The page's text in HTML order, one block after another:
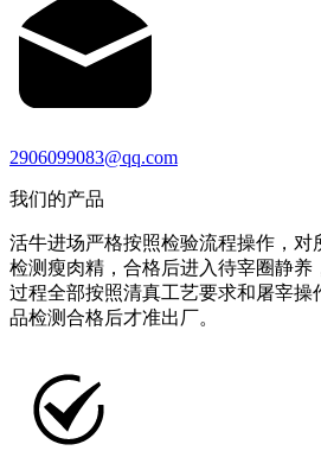
2906099083@qq.com
我们的产品
活牛进场严格按照检验流程操作，对
检测瘦肉精，合格后进入待宰圈静养
过程全部按照清真工艺要求和屠宰操
品检测合格后才准出厂。